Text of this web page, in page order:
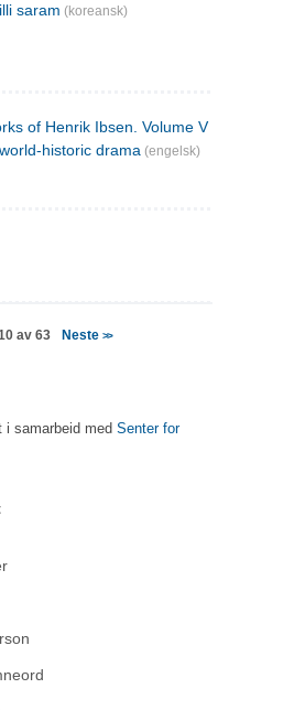
saram (koreansk)
of Henrik Ibsen. Volume V : Emperor
historic drama (engelsk)
av 63 Neste>>
i samarbeid med Senter for